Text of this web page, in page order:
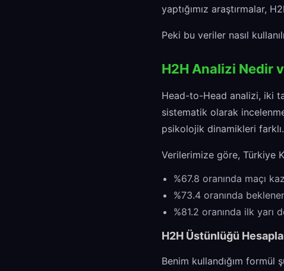
yaptığımız araştırmalar,
Peki bu veriler nasıl
H2H Analizi Nedir
Head-to-Head analizi, iki
sistematik olarak
psikolojik dinamikleri farklı.
Verilerimize göre, Türkiye
%67.8 oranında maçı
%73.4 oranında
%81.2 oranında ilk yarı
H2H Üstünlüğü
Benim kullandığım formül